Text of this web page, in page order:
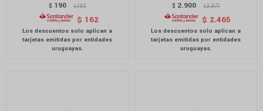
$ 190 $195
$ 162
$ 2.900 $2.971
$ 2.465